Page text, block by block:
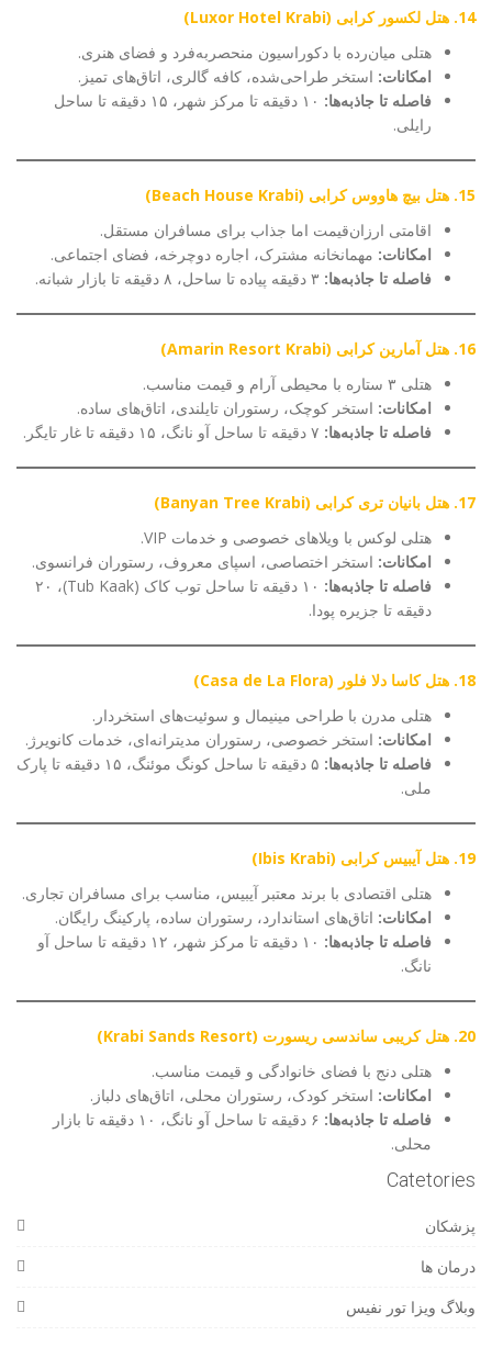
14. هتل لکسور کرابی (Luxor Hotel Krabi)
هتلی میان‌رده با دکوراسیون منحصربه‌فرد و فضای هنری.
امکانات: استخر طراحی‌شده، کافه گالری، اتاق‌های تمیز.
فاصله تا جاذبه‌ها:
۱۰ دقیقه تا مرکز شهر، ۱۵ دقیقه تا ساحل
رایلی.
15. هتل بیچ هاووس کرابی (Beach House Krabi)
اقامتی ارزان‌قیمت اما جذاب برای مسافران مستقل.
امکانات: مهمانخانه مشترک، اجاره دوچرخه، فضای اجتماعی.
فاصله تا جاذبه‌ها:
16. هتل آمارین کرابی (Amarin Resort Krabi)
هتلی ۳ ستاره با محیطی آرام و قیمت مناسب.
امکانات: استخر کوچک، رستوران تایلندی، اتاق‌های ساده.
فاصله تا جاذبه‌ها:
17. هتل بانیان تری کرابی (Banyan Tree Krabi)
هتلی لوکس با ویلاهای خصوصی و خدمات VIP.
امکانات: استخر اختصاصی، اسپای معروف، رستوران فرانسوی.
فاصله تا جاذبه‌ها:
۱۰ دقیقه تا ساحل توب کاک (Tub Kaak)، ۲۰
دقیقه تا جزیره پودا.
18. هتل کاسا دلا فلور (Casa de La Flora)
هتلی مدرن با طراحی مینیمال و سوئیت‌های استخردار.
امکانات: استخر خصوصی، رستوران مدیترانه‌ای، خدمات کانویرژ.
فاصله تا جاذبه‌ها:
۵ دقیقه تا ساحل کونگ موئنگ، ۱۵ دقیقه تا پارک
ملی.
19. هتل آیبیس کرابی (Ibis Krabi)
هتلی اقتصادی با برند معتبر آیبیس، مناسب برای مسافران تجاری.
امکانات: اتاق‌های استاندارد، رستوران ساده، پارکینگ رایگان.
فاصله تا جاذبه‌ها:
۱۰ دقیقه تا مرکز شهر، ۱۲ دقیقه تا ساحل آو
نانگ.
20. هتل کریبی ساندسی ریسورت (Krabi Sands Resort)
هتلی دنج با فضای خانوادگی و قیمت مناسب.
امکانات: استخر کودک، رستوران محلی، اتاق‌های دلباز.
فاصله تا جاذبه‌ها:
۶ دقیقه تا ساحل آو نانگ، ۱۰ دقیقه تا بازار
محلی.
Catetories
پزشکان
درمان ها
وبلاگ ویزا تور نفیس